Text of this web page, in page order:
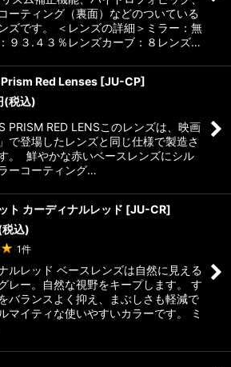
ーティング（裏面）などのついている
ズです。 ＜レンズの詳細＞ミラー：無
９３.４３％レンズカーブ：８レンズ…
Red Lenses [JU-CP]
(税込)
PRISM RED LENSこのレンズは、映画
で登場したレンズと同じ仕様で製造さ
。 鮮やかな赤いベースレンズにシル
ーコーティング…
ト カーディナルレッド [JU-CR]
税込)
1件
ルレッド ベースレンズは自然に見える
レー。自然な視野をキープします。 す
バランスよく抑え、まぶしさも軽減で
マイティな使いやすいカラーです。 ミ